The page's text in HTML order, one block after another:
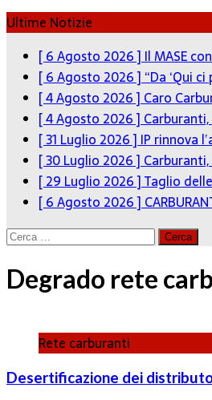
Ultime Notizie
[ 6 Agosto 2026 ] Il MASE
[ 6 Agosto 2026 ] “Da ‘Qui
[ 4 Agosto 2026 ] Caro
[ 4 Agosto 2026 ]
[ 31 Luglio 2026 ] IP rinnova
[ 30 Luglio 2026 ]
[ 29 Luglio 2026 ]Taglio
[ 6 Agosto 2026 ]
Ricerca
Degrado rete
Rete carburanti
Desertificazione dei